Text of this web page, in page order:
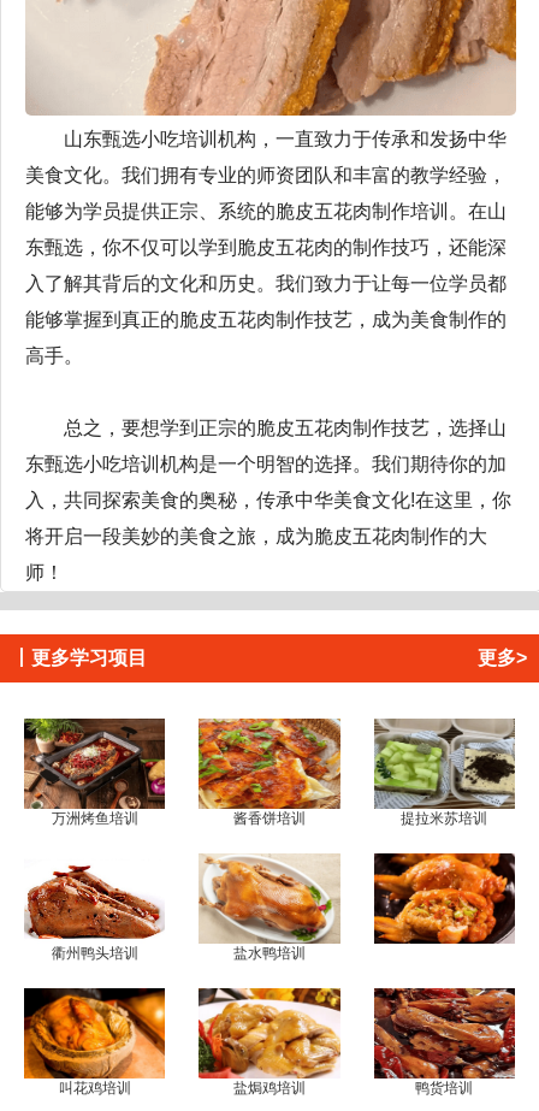
山东甄选小吃培训机构，一直致力于传承和发扬中华
美食文化。我们拥有专业的师资团队和丰富的教学经验，
能够为学员提供正宗、系统的脆皮五花肉制作培训。在山
东甄选，你不仅可以学到脆皮五花肉的制作技巧，还能深
入了解其背后的文化和历史。我们致力于让每一位学员都
能够掌握到真正的脆皮五花肉制作技艺，成为美食制作的
高手。
总之，要想学到正宗的脆皮五花肉制作技艺，选择山
东甄选小吃培训机构是一个明智的选择。我们期待你的加
入，共同探索美食的奥秘，传承中华美食文化!在这里，你
将开启一段美妙的美食之旅，成为脆皮五花肉制作的大
师！
更多学习项目 更多>
万洲烤鱼培训 酱香饼培训 提拉米苏培训
衢州鸭头培训 盐水鸭培训
叫花鸡培训 盐焗鸡培训 鸭货培训